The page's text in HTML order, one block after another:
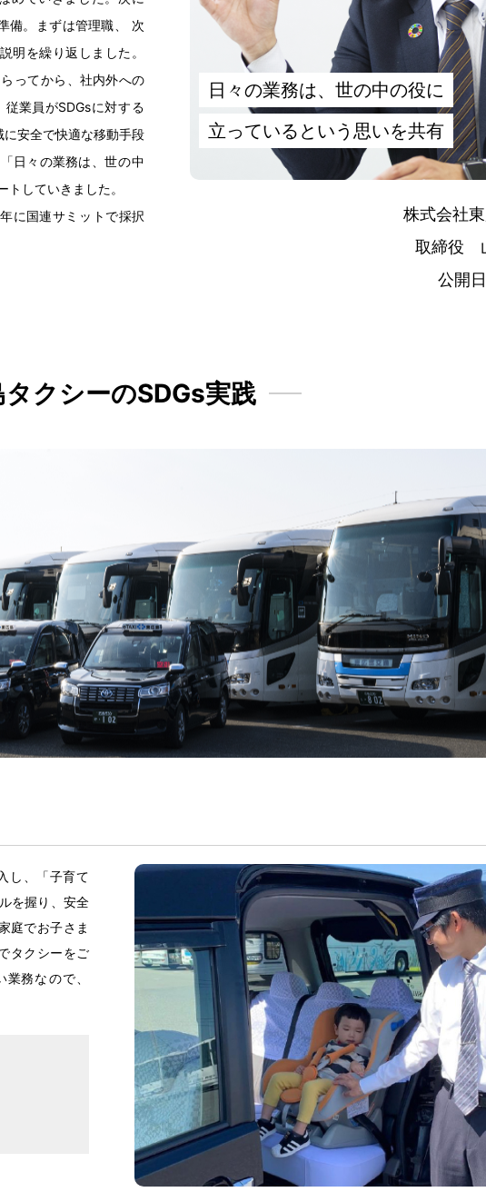
備。まずは管理職
次
説明を繰 り返 しました。
ってから、 社内外への
従業員がSDGsに対する
に安全で快適な移動手段
日々 の業務は、 世の中
トしていきました。
年に国連サミットで採択
日々の業務は、 世の中の役に
立っているという 思いを共有
株式会社
取締役
公開日
タクシーのSDGs実践
し、「子育て
を握 り、 安全
庭でお子さま
タクシーをご
業務なので、